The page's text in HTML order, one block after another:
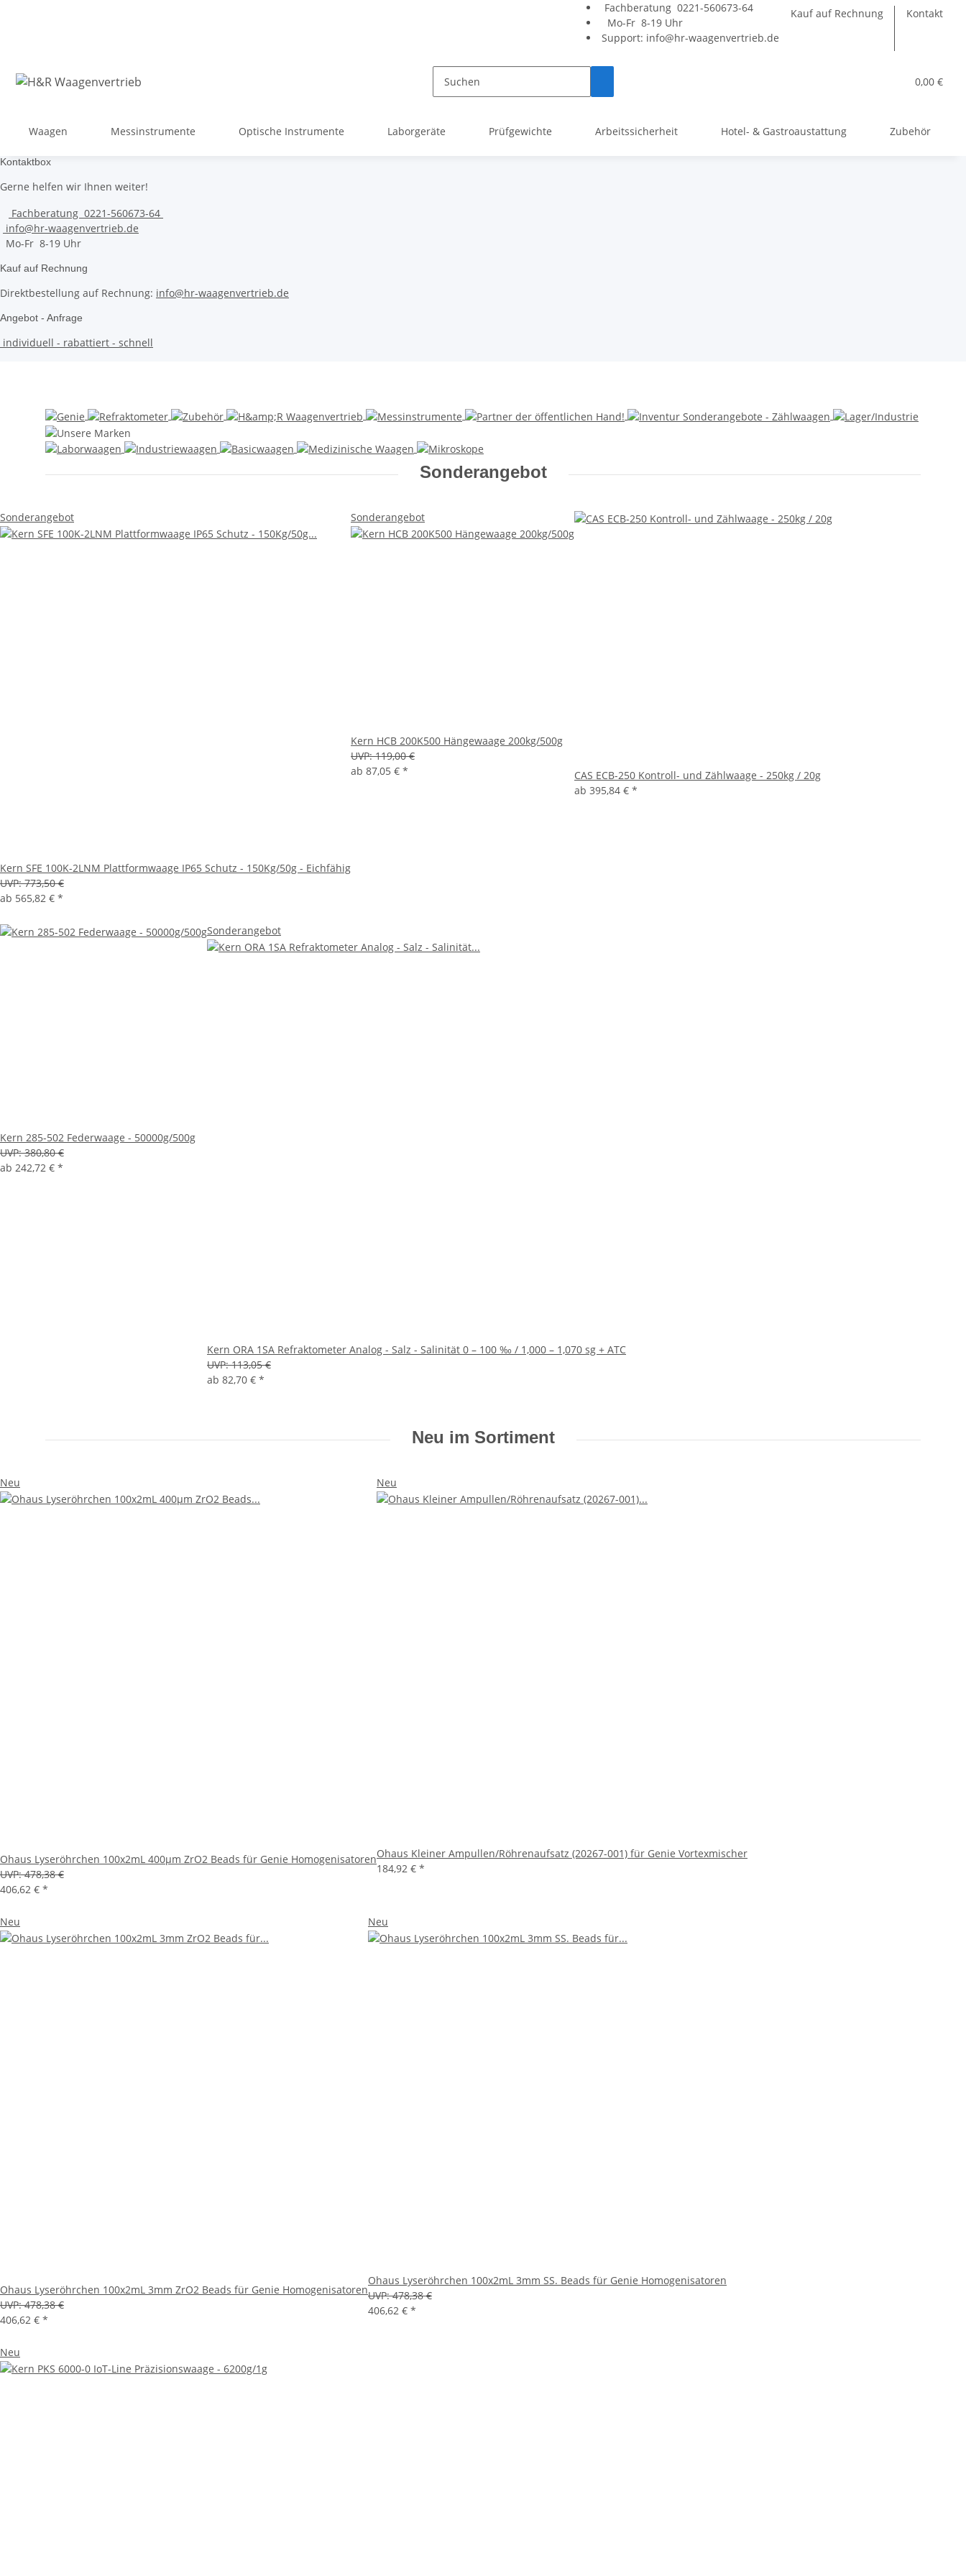
Kauf auf Rechnung Kontakt
Fachberatung 0221-560673-64
Mo-Fr 8-19 Uhr
Support: info@hr-waagenvertrieb.de
0,00 €
Waagen Messinstrumente Optische Instrumente Laborgeräte Prüfgewichte Arbeitssicherheit Hotel- & Gastroaustattung Zubehör
Kontaktbox
Gerne helfen wir Ihnen weiter!
Fachberatung 0221-560673-64
info@hr-waagenvertrieb.de
Mo-Fr 8-19 Uhr
Kauf auf Rechnung
Direktbestellung auf Rechnung: info@hr-waagenvertrieb.de
Angebot - Anfrage
individuell - rabattiert - schnell
Sonderangebot
Sonderangebot
Kern SFE 100K-2LNM Plattformwaage IP65 Schutz - 150Kg/50g - Eichfähig
UVP: 773,50 €
ab 565,82 € *
Sonderangebot
Kern HCB 200K500 Hängewaage 200kg/500g
UVP: 119,00 €
ab 87,05 € *
CAS ECB-250 Kontroll- und Zählwaage - 250kg / 20g
ab 395,84 € *
Kern 285-502 Federwaage - 50000g/500g
UVP: 380,80 €
ab 242,72 € *
Sonderangebot
Kern ORA 1SA Refraktometer Analog - Salz - Salinität 0 – 100 ‰ / 1,000 – 1,070 sg + ATC
UVP: 113,05 €
ab 82,70 € *
Neu im Sortiment
Neu
Ohaus Lyseröhrchen 100x2mL 400μm ZrO2 Beads für Genie Homogenisatoren
UVP: 478,38 €
406,62 € *
Neu
Ohaus Kleiner Ampullen/Röhrenaufsatz (20267-001) für Genie Vortexmischer
184,92 € *
Neu
Ohaus Lyseröhrchen 100x2mL 3mm ZrO2 Beads für Genie Homogenisatoren
UVP: 478,38 €
406,62 € *
Neu
Ohaus Lyseröhrchen 100x2mL 3mm SS. Beads für Genie Homogenisatoren
UVP: 478,38 €
406,62 € *
Neu